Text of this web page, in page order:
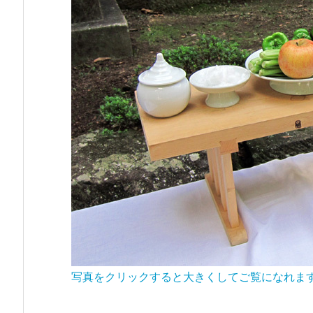
写真をクリックすると大きくしてご覧になれま